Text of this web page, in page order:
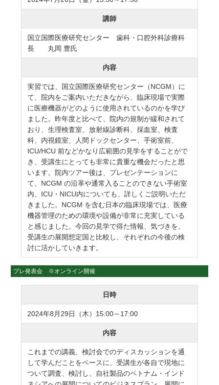
講師
国立国際医療研究センター 歯科・口腔外科診療科
長 丸岡 豊氏
内容
実習では、国立国際医療研究センター（NCGM）に
て、院内をご案内いただきながら、臨床現場で実際
に医療機器がどのように使用されているのかを学び
ました。昨年度と比べて、院内の規制が緩和されて
おり、生理検査室、放射線診断科、採血室、検査
科、内視鏡室、人間ドックセンター、手術室前、
ICU/HCU 前などかなり広範囲の見学をすることがで
き、受講生にとっても非常に貴重な機会だったと思
います。院内ツアー後は、プレゼンテーションに
て、NCGM の沿革や通常入ることのできない手術室
内、ICU・NICU内についても、詳しくご説明いただ
きました。NCGM を含む日本の臨床現場では、医療
機器管理のための環境や設備が非常に充実している
と感じました。今回の見学で得た情報、気づきを、
受講生の展開想定国と比較し、それぞれの今後の検
討に活かしていきます。
プレ発表会 ※オンライン開催
日時
2024年8月29日（木）15:00～17:00
内容
これまでの講義、検討会でのディスカッションを通
して学んだことをベースに、受講生が各自で現地に
ついて調査、検討し、自社製品のベトナム・インド